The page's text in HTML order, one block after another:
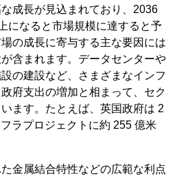
成長が見込まれており、2036
になると市場規模に達すると予
の成長に寄与する主な要因には
が含まれます。データセンターや
の建設など、さまざまなインフ
府支出の増加と相まって、セク
ます。たとえば、英国政府は 2
ラプロジェクトに約 255 億米
金属結合特性などの広範な利点